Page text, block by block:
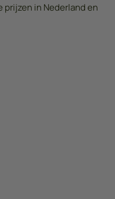
in Nederland en